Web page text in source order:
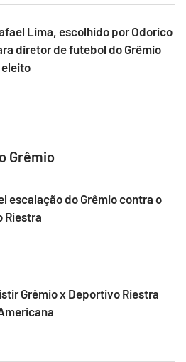
Lima, escolhido por Odorico
diretor de futebol do Grêmio
eleito
Grêmio
escalação do Grêmio contra o
Riestra
Grêmio x Deportivo Riestra